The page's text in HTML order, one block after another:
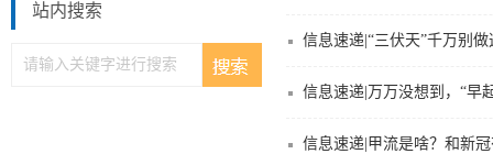
站内搜索
信息速递|“三伏天”千万别
信息速递|万万没想到，“早
信息速递|甲流是啥？和新